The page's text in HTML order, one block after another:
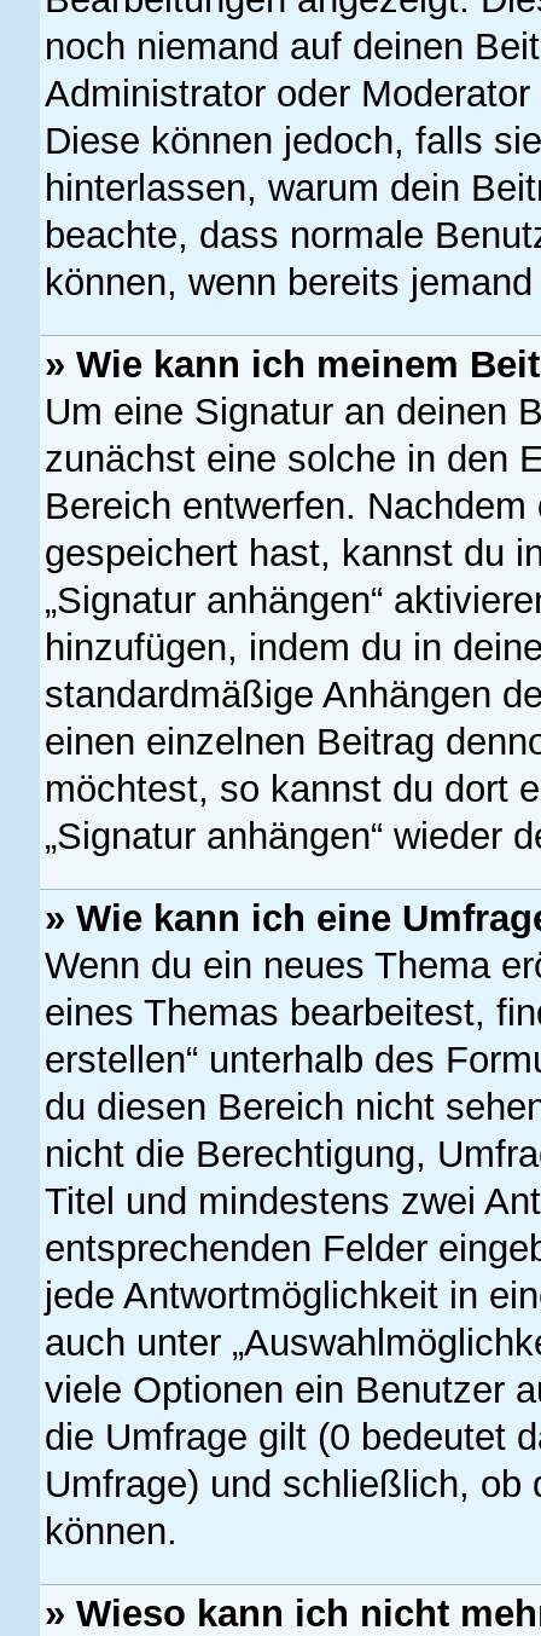
noch niemand auf deinen
Administrator oder
Diese können jedoch, falls
hinterlassen, warum dein
beachte, dass normale
können, wenn bereits
» Wie kann ich meinem
Um eine Signatur an deinen
zunächst eine solche in den
Bereich entwerfen.
gespeichert hast, kannst du
„Signatur anhängen“
hinzufügen, indem du in
standardmäßige Anhängen
einen einzelnen Beitrag
möchtest, so kannst du dort
„Signatur anhängen“ wieder
» Wie kann ich eine
Wenn du ein neues Thema
eines Themas bearbeitest,
erstellen“ unterhalb des
du diesen Bereich nicht
nicht die Berechtigung,
Titel und mindestens zwei
entsprechenden Felder
jede Antwortmöglichkeit in
auch unter
viele Optionen ein Benutzer
die Umfrage gilt (0 bedeutet
Umfrage) und schließlich, ob
können.
» Wieso kann ich nicht